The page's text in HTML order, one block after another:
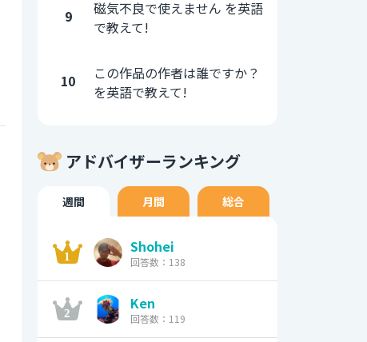
9
磁気不良で使えません を英語
で教えて!
10
この作品の作者は誰ですか？
を英語で教えて!
アドバイザーランキング
週間 月間 総合
Shohei
回答数：138
Ken
回答数：119